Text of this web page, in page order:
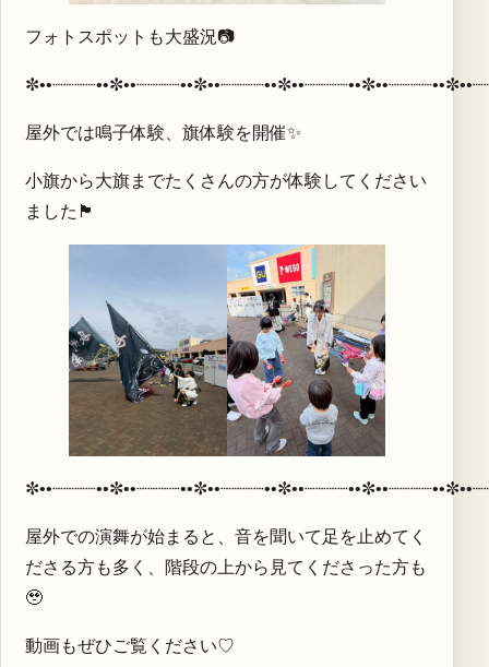
フォトスポットも大盛況📷
屋外では鳴子体験、旗体験を開催✨
小旗から大旗までたくさんの方が体験してください
ました🏴
屋外での演舞が始まると、音を聞いて足を止めてく
ださる方も多く、階段の上から見てくださった方も
🥹
動画もぜひご覧ください♡